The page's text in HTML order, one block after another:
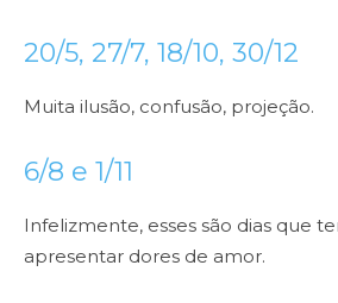
20/5, 27/7, 18/10, 30/12
Muita ilusão, confusão, projeção.
6/8 e 1/11
Infelizmente, esses são dias que
apresentar dores de amor.